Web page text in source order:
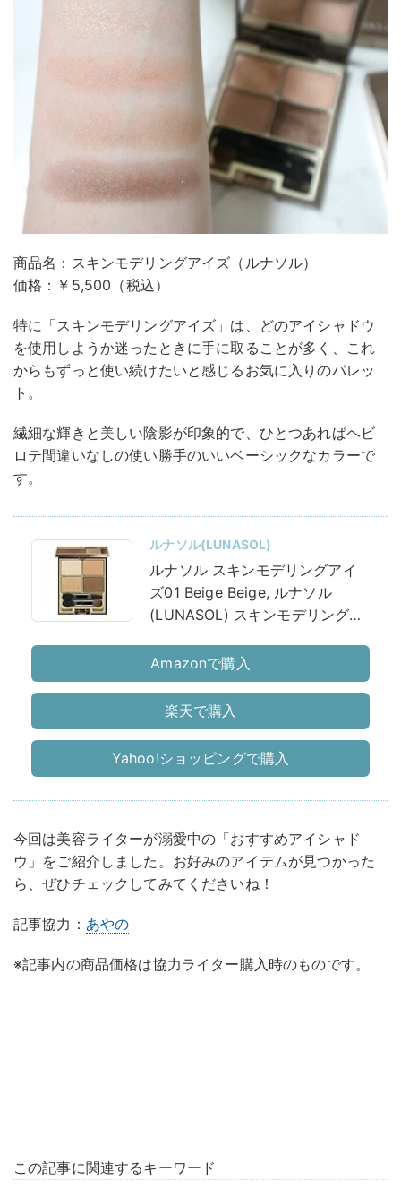
商品名：スキンモデリングアイズ（ルナソル）
価格：￥5,500（税込）
特に「スキンモデリングアイズ」は、どのアイシャドウ
を使用しようか迷ったときに手に取ることが多く、これ
からもずっと使い続けたいと感じるお気に入りのパレッ
ト。
繊細な輝きと美しい陰影が印象的で、ひとつあればヘビ
ロテ間違いなしの使い勝手のいいベーシックなカラーで
す。
ルナソル(LUNASOL)
ルナソル スキンモデリングアイ
ズ01 Beige Beige, ルナソル
(LUNASOL) スキンモデリングア
ウ 6.7グラム (x 1)
Amazonで購入
楽天で購入
Yahoo!ショッピングで購入
今回は美容ライターが溺愛中の「おすすめアイシャド
ウ」をご紹介しました。お好みのアイテムが見つかった
ら、ぜひチェックしてみてくださいね！
記事協力： あやの
※記事内の商品価格は協力ライター購入時のものです。
この記事に関連するキーワード